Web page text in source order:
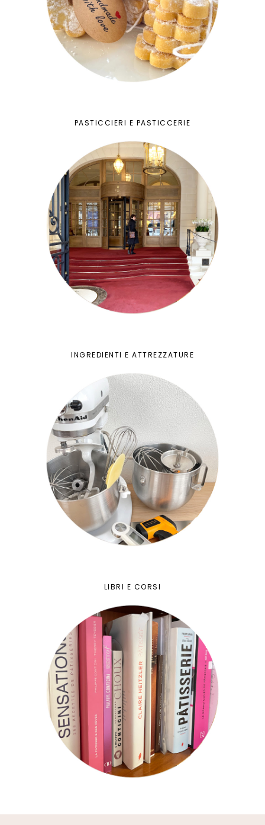
PASTICCIERI E PASTICCERIE
INGREDIENTI E ATTREZZATURE
LIBRI E CORSI